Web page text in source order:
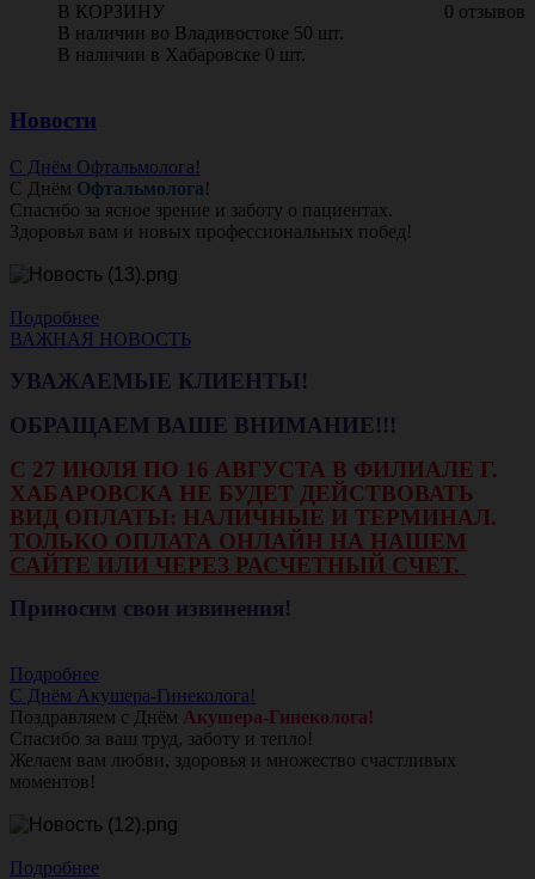
0 отзывов
В КОРЗИНУ
В наличии во Владивостоке 50 шт.
В наличии в Хабаровске 0 шт.
Новости
С Днём Офтальмолога!
С Днём Офтальмолога!
Спасибо за ясное зрение и заботу о пациентах.
Здоровья вам и новых профессиональных побед!
Подробнее
ВАЖНАЯ НОВОСТЬ
УВАЖАЕМЫЕ КЛИЕНТЫ!
ОБРАЩАЕМ ВАШЕ ВНИМАНИЕ!!!
С 27 ИЮЛЯ ПО 16 АВГУСТА В ФИЛИАЛЕ Г.
ХАБАРОВСКА НЕ БУДЕТ ДЕЙСТВОВАТЬ
ВИД ОПЛАТЫ: НАЛИЧНЫЕ И ТЕРМИНАЛ.
ТОЛЬКО ОПЛАТА ОНЛАЙН НА НАШЕМ
САЙТЕ ИЛИ ЧЕРЕЗ РАСЧЕТНЫЙ СЧЕТ.
Приносим свои извинения!
Подробнее
С Днём Акушера-Гинеколога!
Поздравляем с Днём Акушера-Гинеколога!
Спасибо за ваш труд, заботу и тепло!
Желаем вам любви, здоровья и множество счастливых
моментов!
Подробнее